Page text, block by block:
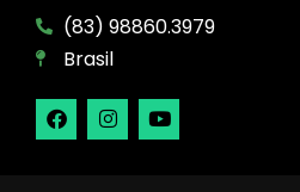
(83) 98860.3979
Brasil